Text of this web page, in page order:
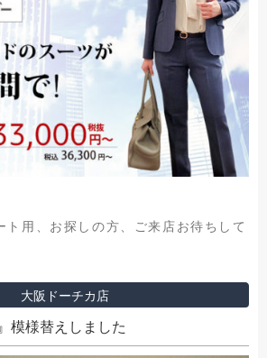
ト用、お探しの方、ご来店お待ちして
大阪ドーチカ店
模様替えしました